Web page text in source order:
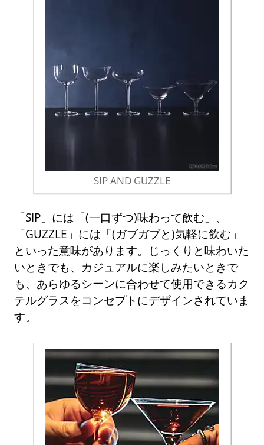
SIP AND GUZZLE
「SIP」には「(一口ずつ)味わって飲む」、
「GUZZLE」には「(ガブガブと)気軽に飲む」
といった意味があります。じっくりと味わいた
いときでも、カジュアルに楽しみたいときで
も、あらゆるシーンに合わせて使用できるカク
テルグラスをコンセプトにデザインされていま
す。